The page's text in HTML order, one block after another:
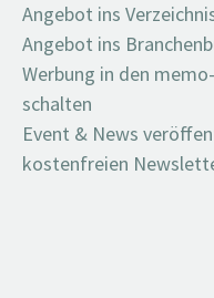
Angebot ins
Angebot ins
Werbung in den
schalten
Event & News
kostenfreien